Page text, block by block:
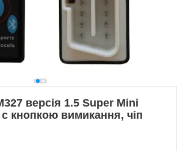
версія 1.5 Super Mini
кнопкою вимикання, чіп